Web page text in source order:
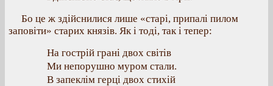
Бо це ж здійснилися лише «старі, припалі пилом
заповіти» старих князів. Як і тоді, так і тепер:
На гострій грані двох світів
Ми непорушно муром стали.
В запеклім герці двох стихій